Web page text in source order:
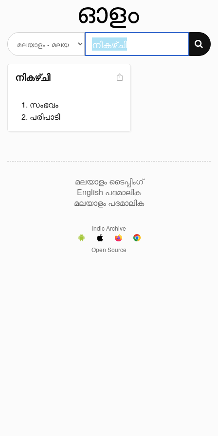
നികഴ്ചി
സംഭവം
പരിപാടി
മലയാളം ടൈപ്പിംഗ്
English പദമാലിക
മലയാളം പദമാലിക
Indic Archive
Open Source